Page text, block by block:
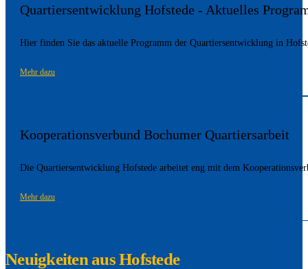
Quartiersentwicklung Hofstede - Aktuelles
Hier finden Sie das aktuelle Programm der Quartiersentwicklung in
Mehr dazu
Kooperationsverbund Bochumer Quartiersarbeit
Die Quartiersentwicklung Hofstede arbeitet eng mit dem
Mehr dazu
Neuigkeiten aus Hofstede